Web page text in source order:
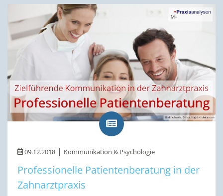
09.12.2018 | Kommunikation & Psychologie
Professionelle Patientenberatung in der
Zahnarztpraxis